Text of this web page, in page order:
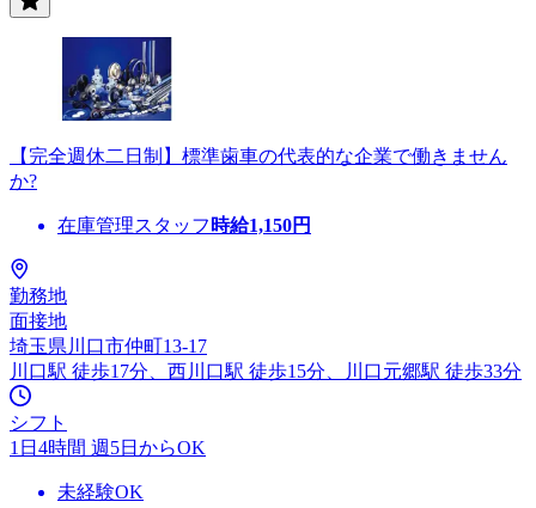
【完全週休二日制】標準歯車の代表的な企業で働きません
か?
在庫管理スタッフ 時給1,150円
勤務地
面接地
埼玉県川口市仲町13-17
川口駅 徒歩17分、西川口駅 徒歩15分、川口元郷駅 徒歩33分
シフト
1日4時間 週5日からOK
未経験OK